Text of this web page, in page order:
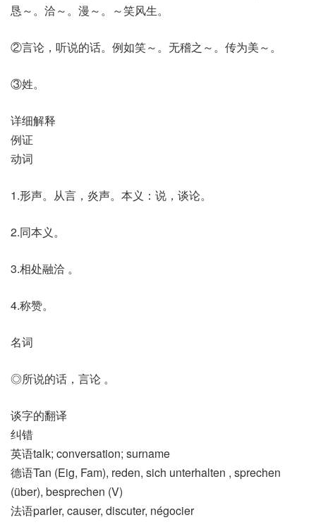
恳～。洽～。漫～。～笑风生。
②言论，听说的话。例如笑～。无稽之～。传为美～。
③姓。
详细解释
例证
动词
1.形声。从言，炎声。本义：说，谈论。
2.同本义。
3.相处融洽 。
4.称赞。
名词
◎所说的话，言论 。
谈字的翻译
纠错
英语talk; conversation; surname
德语Tan (Eig, Fam)​, reden, sich unterhalten , sprechen
(über)​, besprechen (V)
法语parler, causer, discuter, négocier